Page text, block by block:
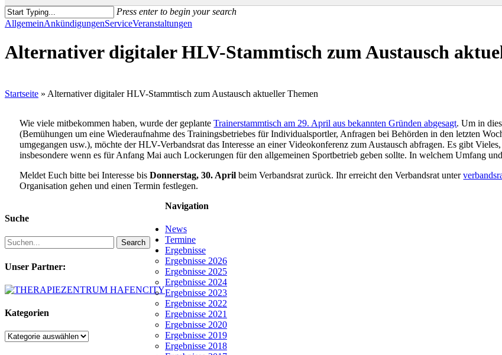
Press enter to begin your search
Close
AllgemeinAnkündigungenServiceVeranstaltungen
Alternativer digitaler HLV-Stammtisch zum Austausch
Startseite » Alternativer digitaler HLV-Stammtisch zum Austausch aktueller Themen
Wie viele mitbekommen haben, wurde der geplanteTrainerstammtisch am 29. April aus bekannten Gründen abgesagt. Um in
(Bemühungen um eine Wiederaufnahme des Trainingsbetriebes für Individualsportler, Anfragen bei Behörden in den letzten
umgegangen usw.), möchte der HLV-Verbandsrat das Interesse an einer Videokonferenz zum Austausch abfragen. Es gibt
insbesondere wenn es für Anfang Mai auch Lockerungen für den allgemeinen Sportbetrieb geben sollte. In welchem Umfang
Meldet Euch bitte bei Interesse bisDonnerstag, 30. April beim Verbandsrat zurück. Ihr erreicht den Verbandsrat unter
Organisation gehen und einen Termin festlegen.
Suche
Search
Unser Partner:
Kategorien
Kategorien
Navigation
News
Termine
Ergebnisse
Ergebnisse 2026
Ergebnisse 2025
Ergebnisse 2024
Ergebnisse 2023
Ergebnisse 2022
Ergebnisse 2021
Ergebnisse 2020
Ergebnisse 2019
Ergebnisse 2018